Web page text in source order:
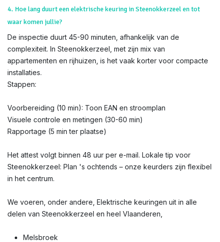
4. Hoe lang duurt een elektrische keuring in Steenokkerzeel en tot
waar komen jullie?
De inspectie duurt 45-90 minuten, afhankelijk van de
complexiteit. In Steenokkerzeel, met zijn mix van
appartementen en rijhuizen, is het vaak korter voor compacte
installaties.
Stappen:
Voorbereiding (10 min): Toon EAN en stroomplan
Visuele controle en metingen (30-60 min)
Rapportage (5 min ter plaatse)
Het attest volgt binnen 48 uur per e-mail. Lokale tip voor
Steenokkerzeel: Plan 's ochtends – onze keurders zijn flexibel
in het centrum.
We voeren, onder andere, Elektrische keuringen uit in alle
delen van Steenokkerzeel en heel Vlaanderen,
Melsbroek